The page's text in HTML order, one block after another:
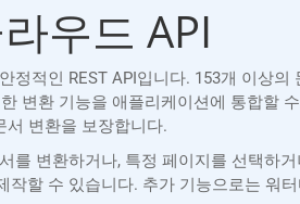
우드 API
적인 REST API입니다. 153개 이상의
변환 기능을 애플리케이션에 통합할
서 변환을 보장합니다.
를 변환하거나, 특정 페이지를 선택하
할 수 있습니다. 추가 기능으로는 워